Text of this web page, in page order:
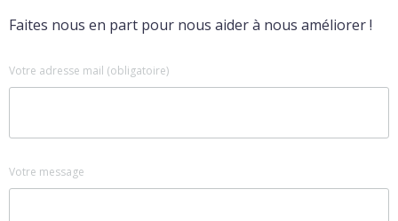
Faites nous en part pour nous aider à nous améliorer !
Votre adresse mail (obligatoire)
Votre message